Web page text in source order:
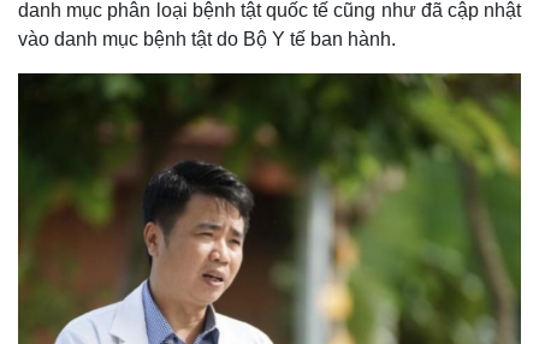
Cuộc sống đó đây
Hồ sơ
Multimedia
Video
E-Magazine
danh mục phân loại bệnh tật quốc tế cũng như đã cập nhật
vào danh mục bệnh tật do Bộ Y tế ban hành.